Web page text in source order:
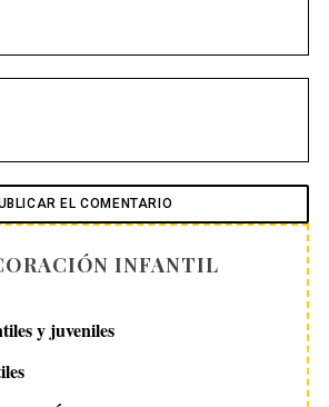
INFANTIL
y juveniles